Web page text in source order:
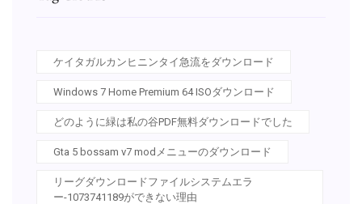
ケイタガルカンヒニンタイ急流をダウンロード
Windows 7 Home Premium 64 ISOダウンロード
どのように緑は私の谷PDF無料ダウンロードでした
Gta 5 bossam v7 modメニューのダウンロード
リーグダウンロードファイルシステムエラ
ー-1073741189ができない理由